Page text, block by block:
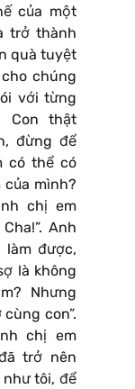
của một
trở thành
quà tuyệt
chúng
với từng
Con thật
đừng để
có thể có
mình?
chị em
Anh
được,
là không
Nhưng
con”.
chị em
trở nên
tôi, để